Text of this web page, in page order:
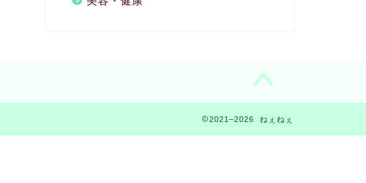
2021–2026 ねぇねぇ